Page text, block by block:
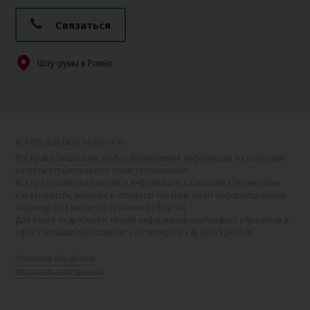
Связаться
Шоу-румы в Ровно